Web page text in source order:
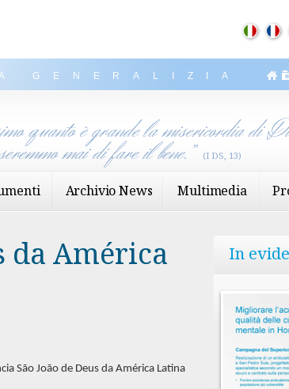
Archivio News Multimedia
GENERALIZIA
quanto è grande la misericordia di
mai di fare il bene.” (I DS, 13)
da América
São João de Deus da América Latina
In